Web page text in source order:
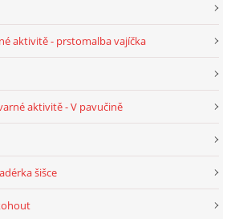
PŘED VSTUPEM DO ZŠ
BOLÍ
aktivitě - prstomalba vajíčka
aktivitě - V pavučině
šišce